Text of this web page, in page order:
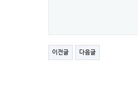
이전글 다음글